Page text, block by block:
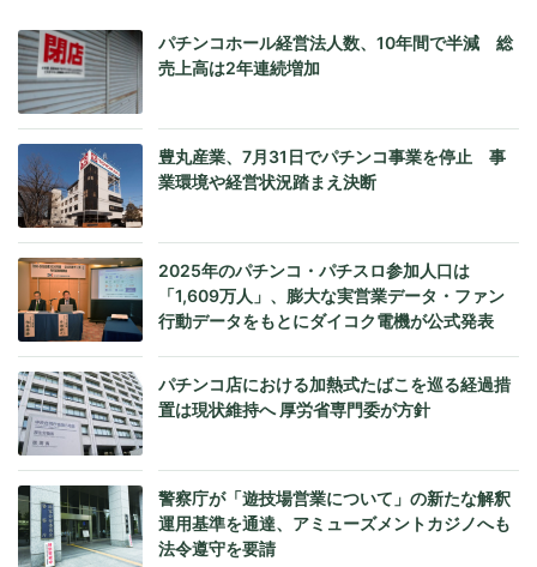
パチンコホール経営法人数、10年間で半減 総
売上高は2年連続増加
豊丸産業、7月31日でパチンコ事業を停止 事
業環境や経営状況踏まえ決断
2025年のパチンコ・パチスロ参加人口は
「1,609万人」、膨大な実営業データ・ファン
行動データをもとにダイコク電機が公式発表
パチンコ店における加熱式たばこを巡る経過措
置は現状維持へ 厚労省専門委が方針
警察庁が「遊技場営業について」の新たな解釈
運用基準を通達、アミューズメントカジノへも
法令遵守を要請